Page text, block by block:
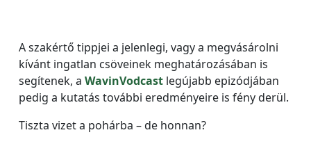
A szakértő tippjei a jelenlegi, vagy a megvásárolni
kívánt ingatlan csöveinek meghatározásában is
segítenek, a WavinVodcast legújabb epizódjában
pedig a kutatás további eredményeire is fény derül.
Tiszta vizet a pohárba – de honnan?